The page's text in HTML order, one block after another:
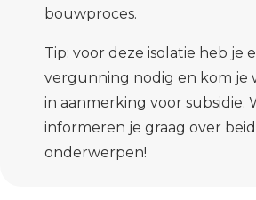
bouwproces.
Tip: voor deze isolatie heb je
vergunning nodig en kom je
in aanmerking voor subsidie.
informeren je graag over
onderwerpen!